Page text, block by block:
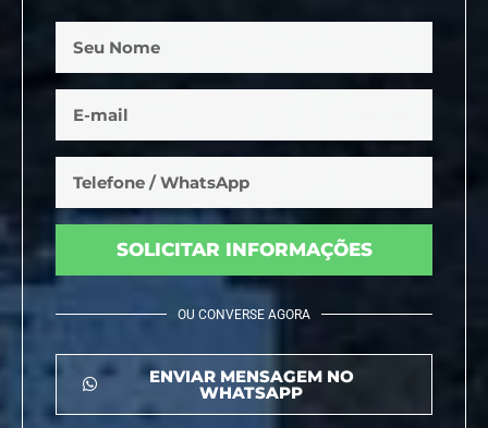
SOLICITAR INFORMAÇÕES
OU CONVERSE AGORA
ENVIAR MENSAGEM NO
WHATSAPP